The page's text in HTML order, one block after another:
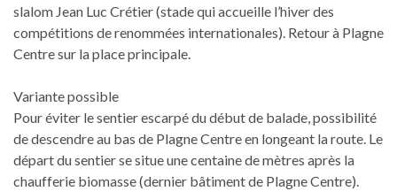
slalom Jean Luc Crétier (stade qui accueille l’hiver des
compétitions de renommées internationales). Retour à Plagne
Centre sur la place principale.
Variante possible
Pour éviter le sentier escarpé du début de balade, possibilité
de descendre au bas de Plagne Centre en longeant la route. Le
départ du sentier se situe une centaine de mètres après la
chaufferie biomasse (dernier bâtiment de Plagne Centre).